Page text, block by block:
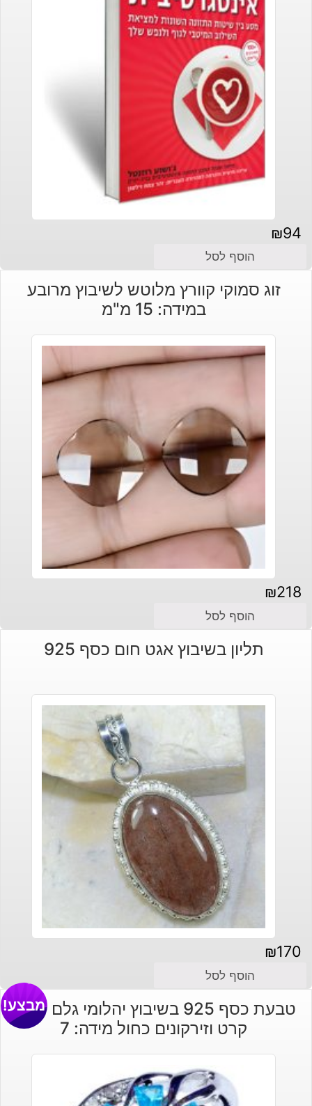
₪94
הוסף לסל
זוג סמוקי קוורץ מלוטש לשיבוץ מרובע
במידה: 15 מ"מ
₪218
הוסף לסל
תליון בשיבוץ אגט חום כסף 925
₪170
הוסף לסל
טבעת כסף 925 בשיבוץ יהלומי גלם 0.37
קרט וזירקונים כחול מידה: 7
מבצע!